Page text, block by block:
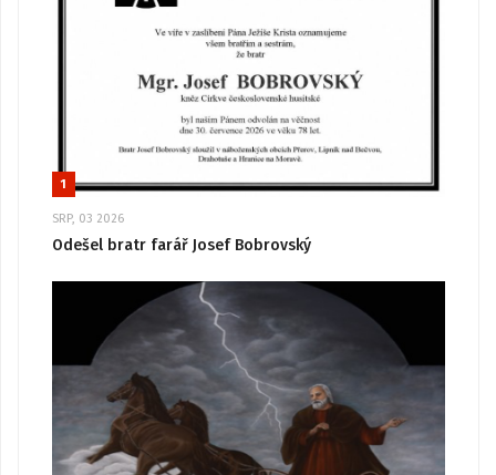
1
SRP, 03 2026
Odešel bratr farář Josef Bobrovský